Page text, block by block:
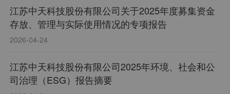
江苏中天科技股份有限公司关于2025年度募集资金
存放、管理与实际使用情况的专项报告
2026-04-24
江苏中天科技股份有限公司2025年环境、社会和公
司治理（ESG）报告摘要